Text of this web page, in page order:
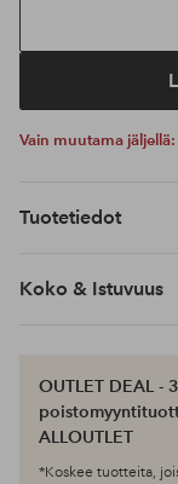
Vain muutama jäljellä:
Tuotetiedot
Koko & Istuvuus
OUTLET DEAL -
ALLOUTLET
*Koskee tuotteita,